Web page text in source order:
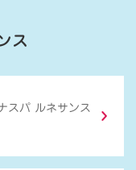
ス
スパ ルネサンス